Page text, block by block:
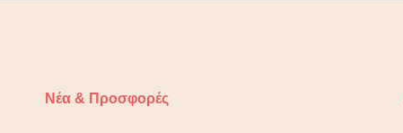
Νέα & Προσφορές